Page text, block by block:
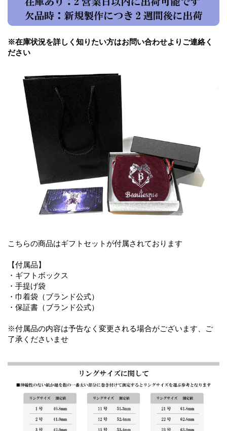
※在庫状況を詳しく知りたい方はお問い合わせよりご連絡く
ださい
こちらの商品はギフトセットが付属されております
【付属品】
・ギフトボックス
・手提げ袋
・巾着袋（ブランド公式）
・保証書（ブランド公式）
※付属品の内容は予告なく変更される場合がございます、ご
了承くださいませ